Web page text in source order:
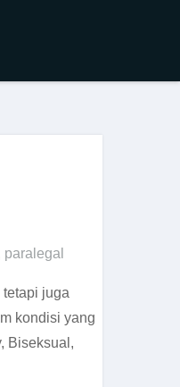
paralegal
juga
kondisi yang
Biseksual,